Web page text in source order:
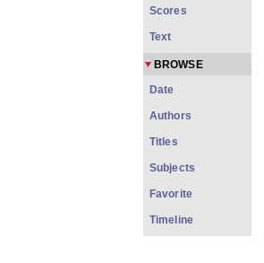
Scores
Text
BROWSE
Date
Authors
Titles
Subjects
Favorite
Timeline